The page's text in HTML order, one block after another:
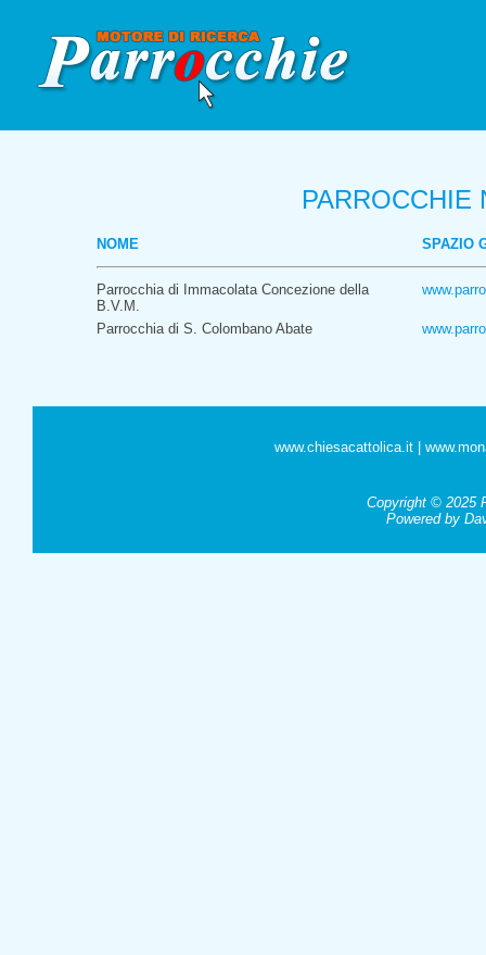
PARROCCHIE
NOME SPAZIO
Parrocchia di Immacolata Concezione della
B.V.M.
Parrocchia di S. Colombano Abate
www.chiesacattolica.it |
Copyright © 2025
Powered by